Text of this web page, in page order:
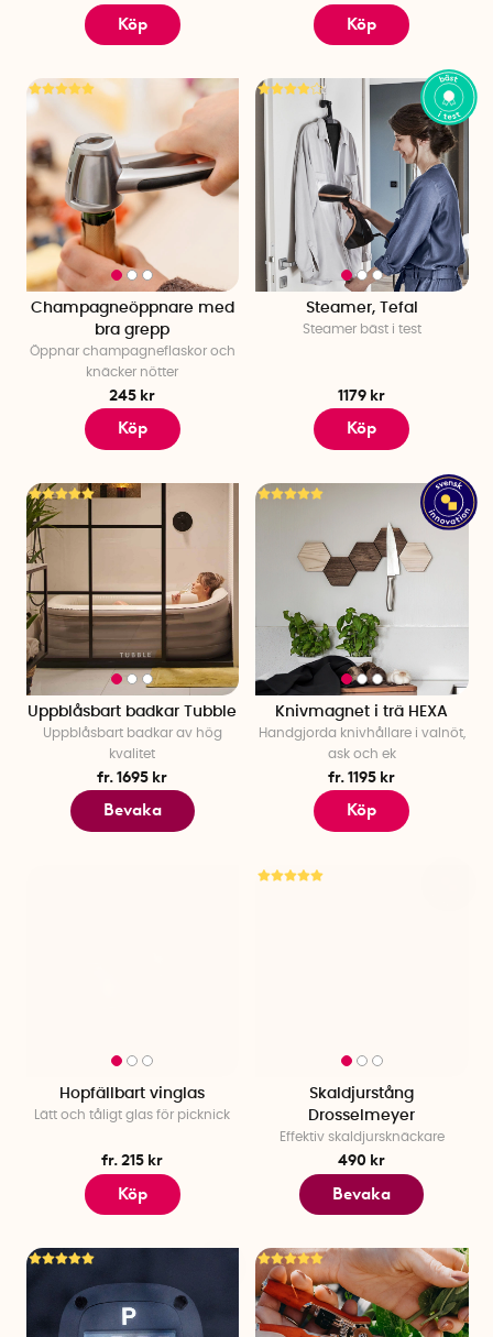
Köp Köp
Champagneöppnare med
bra grepp
Öppnar champagneflaskor och
knäcker nötter
245 kr
Köp
Steamer, Tefal
Steamer bäst i test
1179 kr
Köp
Uppblåsbart badkar Tubble
Uppblåsbart badkar av hög
kvalitet
fr. 1695 kr
Bevaka
Knivmagnet i trä HEXA
Handgjorda knivhållare i valnöt,
ask och ek
fr. 1195 kr
Köp
Hopfällbart vinglas
Lätt och tåligt glas för picknick
fr. 215 kr
Köp
Skaldjurstång
Drosselmeyer
Effektiv skaldjursknäckare
490 kr
Bevaka